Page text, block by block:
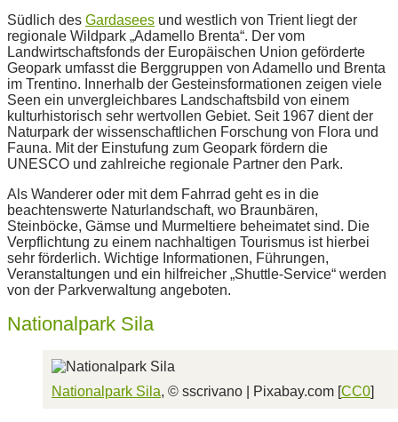
Südlich des Gardasees und westlich von Trient liegt der
regionale Wildpark „Adamello Brenta“. Der vom
Landwirtschaftsfonds der Europäischen Union geförderte
Geopark umfasst die Berggruppen von Adamello und Brenta
im Trentino. Innerhalb der Gesteinsformationen zeigen viele
Seen ein unvergleichbares Landschaftsbild von einem
kulturhistorisch sehr wertvollen Gebiet. Seit 1967 dient der
Naturpark der wissenschaftlichen Forschung von Flora und
Fauna. Mit der Einstufung zum Geopark fördern die
UNESCO und zahlreiche regionale Partner den Park.
Als Wanderer oder mit dem Fahrrad geht es in die
beachtenswerte Naturlandschaft, wo Braunbären,
Steinböcke, Gämse und Murmeltiere beheimatet sind. Die
Verpflichtung zu einem nachhaltigen Tourismus ist hierbei
sehr förderlich. Wichtige Informationen, Führungen,
Veranstaltungen und ein hilfreicher „Shuttle-Service“ werden
von der Parkverwaltung angeboten.
Nationalpark Sila
Nationalpark Sila, © sscrivano | Pixabay.com [CC0]